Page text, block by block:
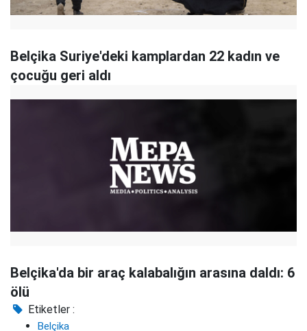
Belçika Suriye'deki kamplardan 22 kadın ve
çocuğu geri aldı
Belçika'da bir araç kalabalığın arasına daldı: 6
ölü
Etiketler :
Belçika